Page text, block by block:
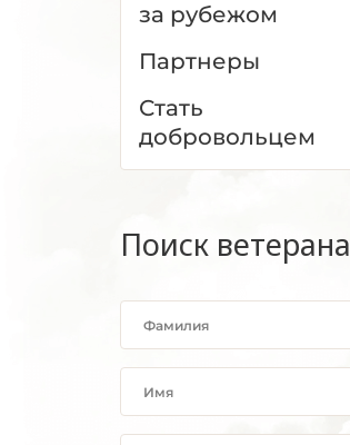
за рубежом
Партнеры
Стать
добровольцем
Поиск ветерана